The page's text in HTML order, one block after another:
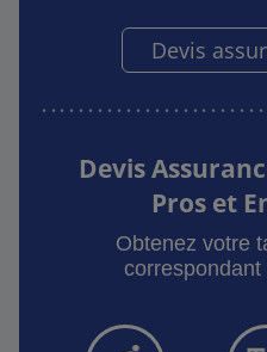
Devis
Devis
Pros et
Obtenez votre